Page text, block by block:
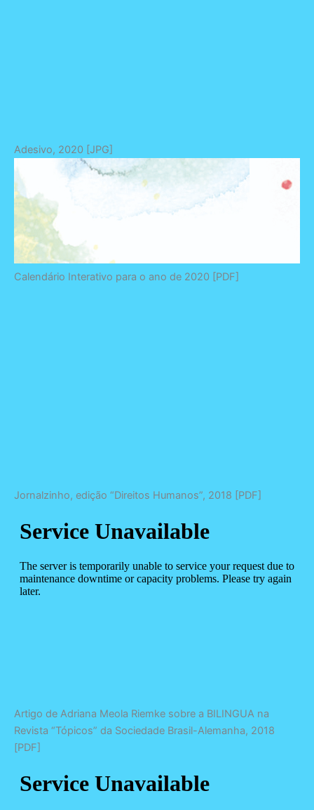
Adesivo, 2020 [JPG]
Calendário Interativo para o ano de 2020 [PDF]
Jornalzinho, edição “Direitos Humanos”, 2018 [PDF]
Artigo de Adriana Meola Riemke sobre a BILINGUA na
Revista “Tópicos” da Sociedade Brasil-Alemanha, 2018
[PDF]